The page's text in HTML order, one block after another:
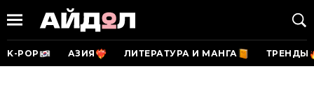
K-POP АЗИЯ ЛИТЕРАТУРА И МАНГА ТРЕНДЫ